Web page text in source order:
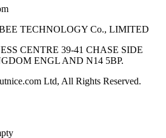
TECHNOLOGY Co., LIMITED
CENTRE 39-41 CHASE SIDE
ENGL AND N14 5BP.
Ltd, All Rights Reserved.